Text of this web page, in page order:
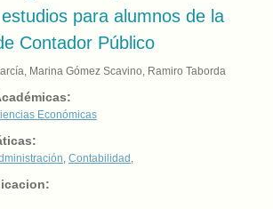
para alumnos de la
Contador Público
Marina Gómez Scavino, Ramiro Taborda
Económicas
Contabilidad